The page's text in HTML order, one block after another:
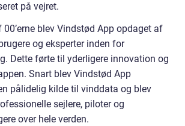
på vejret.
00’erne blev Vindstød App opdaget af
og eksperter inden for
Dette førte til yderligere innovation og
Snart blev Vindstød App
pålidelig kilde til vinddata og blev
sejlere, piloter og
over hele verden.